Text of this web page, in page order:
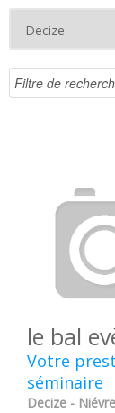
le bal
Votre
séminaire
Decize -